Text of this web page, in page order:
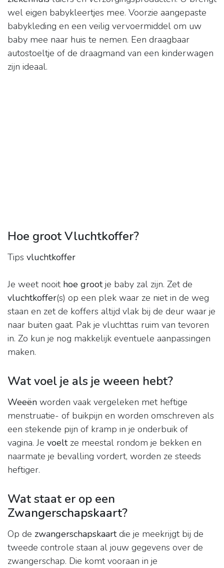
wel eigen babykleertjes mee. Voorzie aangepaste
babykleding en een veilig vervoermiddel om uw
baby mee naar huis te nemen. Een draagbaar
autostoeltje of de draagmand van een kinderwagen
zijn ideaal.
Hoe groot Vluchtkoffer?
Tips vluchtkoffer
Je weet nooit hoe grootje baby zal zijn. Zet de
vluchtkoffer(s) op een plek waar ze niet in de weg
staan en zet de koffers altijd vlak bij de deur waar je
naar buiten gaat. Pak je vluchttas ruim van tevoren
in. Zo kun je nog makkelijk eventuele aanpassingen
maken.
Wat voel je als je weeen hebt?
Weeën worden vaak vergeleken met heftige
menstruatie- of buikpijn en worden omschreven als
een stekende pijn of kramp in je onderbuik of
vagina. Je voeltze meestal rondom je bekken en
naarmate je bevalling vordert, worden ze steeds
heftiger.
Wat staat er op een
Zwangerschapskaart?
Op de zwangerschapskaartdie je meekrijgt bij de
tweede controle staan al jouw gegevens over de
zwangerschap. Die komt vooraan in je